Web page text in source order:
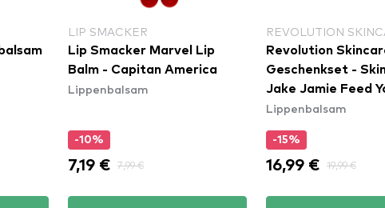
LIP SMACKER
Lip Smacker Marvel Lip
Balm - Capitan America
Lippenbalsam
-10%
7,19 € 7,99 €
REVOLUTION
Revolution
Geschenkset -
Jake Jamie Feed
Cravings Lip Mask
Lippenbalsam
-15%
16,99 € 19,99 €